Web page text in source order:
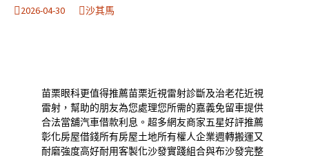
2026-04-30 沙其馬
苗栗眼科更值得推薦苗栗近視雷射診斷及治老花近視
雷射，幫助的朋友為您處理您所需的嘉義免留車提供
合法當舖汽車借款利息。超多網友商家五星好評推薦
彰化房屋借錢所有房屋土地所有權人企業週轉搬運又
耐磨強度高好耐用客製化沙發實踐組合與布沙發完整